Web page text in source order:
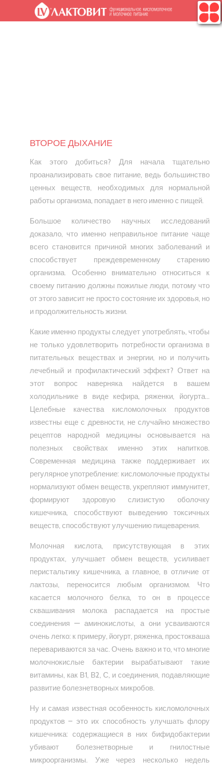
ВТОРОЕ ДЫХАНИЕ
Как этого добиться? Для начала тщательно
проанализировать свое питание, ведь большинство
ценных веществ, необходимых для нормальной
работы организма, попадает в него именно с пищей.
Большое количество научных исследований
доказало, что именно неправильное питание чаще
всего становится причиной многих заболеваний и
способствует преждевременному старению
организма. Особенно внимательно относиться к
своему питанию должны пожилые люди, потому что
от этого зависит не просто состояние их здоровья, но
и продолжительность жизни.
Какие именно продукты следует употреблять, чтобы
не только удовлетворить потребности организма в
питательных веществах и энергии, но и получить
лечебный и профилактический эффект? Ответ на
этот вопрос наверняка найдется в вашем
холодильнике в виде кефира, ряженки, йогурта…
Целебные качества кисломолочных продуктов
известны еще с древности, не случайно множество
рецептов народной медицины основывается на
полезных свойствах именно этих напитков.
Современная медицина также поддерживает их
регулярное употребление: кисломолочные продукты
нормализуют обмен веществ, укрепляют иммунитет,
формируют здоровую слизистую оболочку
кишечника, способствуют выведению токсичных
веществ, способствуют улучшению пищеварения.
Молочная кислота, присутствующая в этих
продуктах, улучшает обмен веществ, усиливает
перистальтику кишечника, а главное, в отличие от
лактозы, переносится любым организмом. Что
касается молочного белка, то он в процессе
сквашивания молока распадается на простые
соединения — аминокислоты, а они усваиваются
очень легко: к примеру, йогурт, ряженка, простокваша
перевариваются за час. Очень важно и то, что многие
молочнокислые бактерии вырабатывают такие
витамины, как В1, В2, С, и соединения, подавляющие
развитие болезнетворных микробов.
Ну и самая известная особенность кисломолочных
продуктов – это их способность улучшать флору
кишечника: содержащиеся в них бифидобактерии
убивают болезнетворные и гнилостные
микроорганизмы. Уже через несколько недель